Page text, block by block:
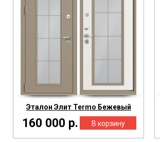
Эталон Элит Termo Бежевый
160 000 р.